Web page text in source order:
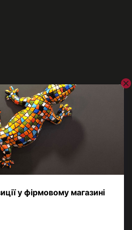
B50 1586.170205,
ще 5 товарів
Вперед